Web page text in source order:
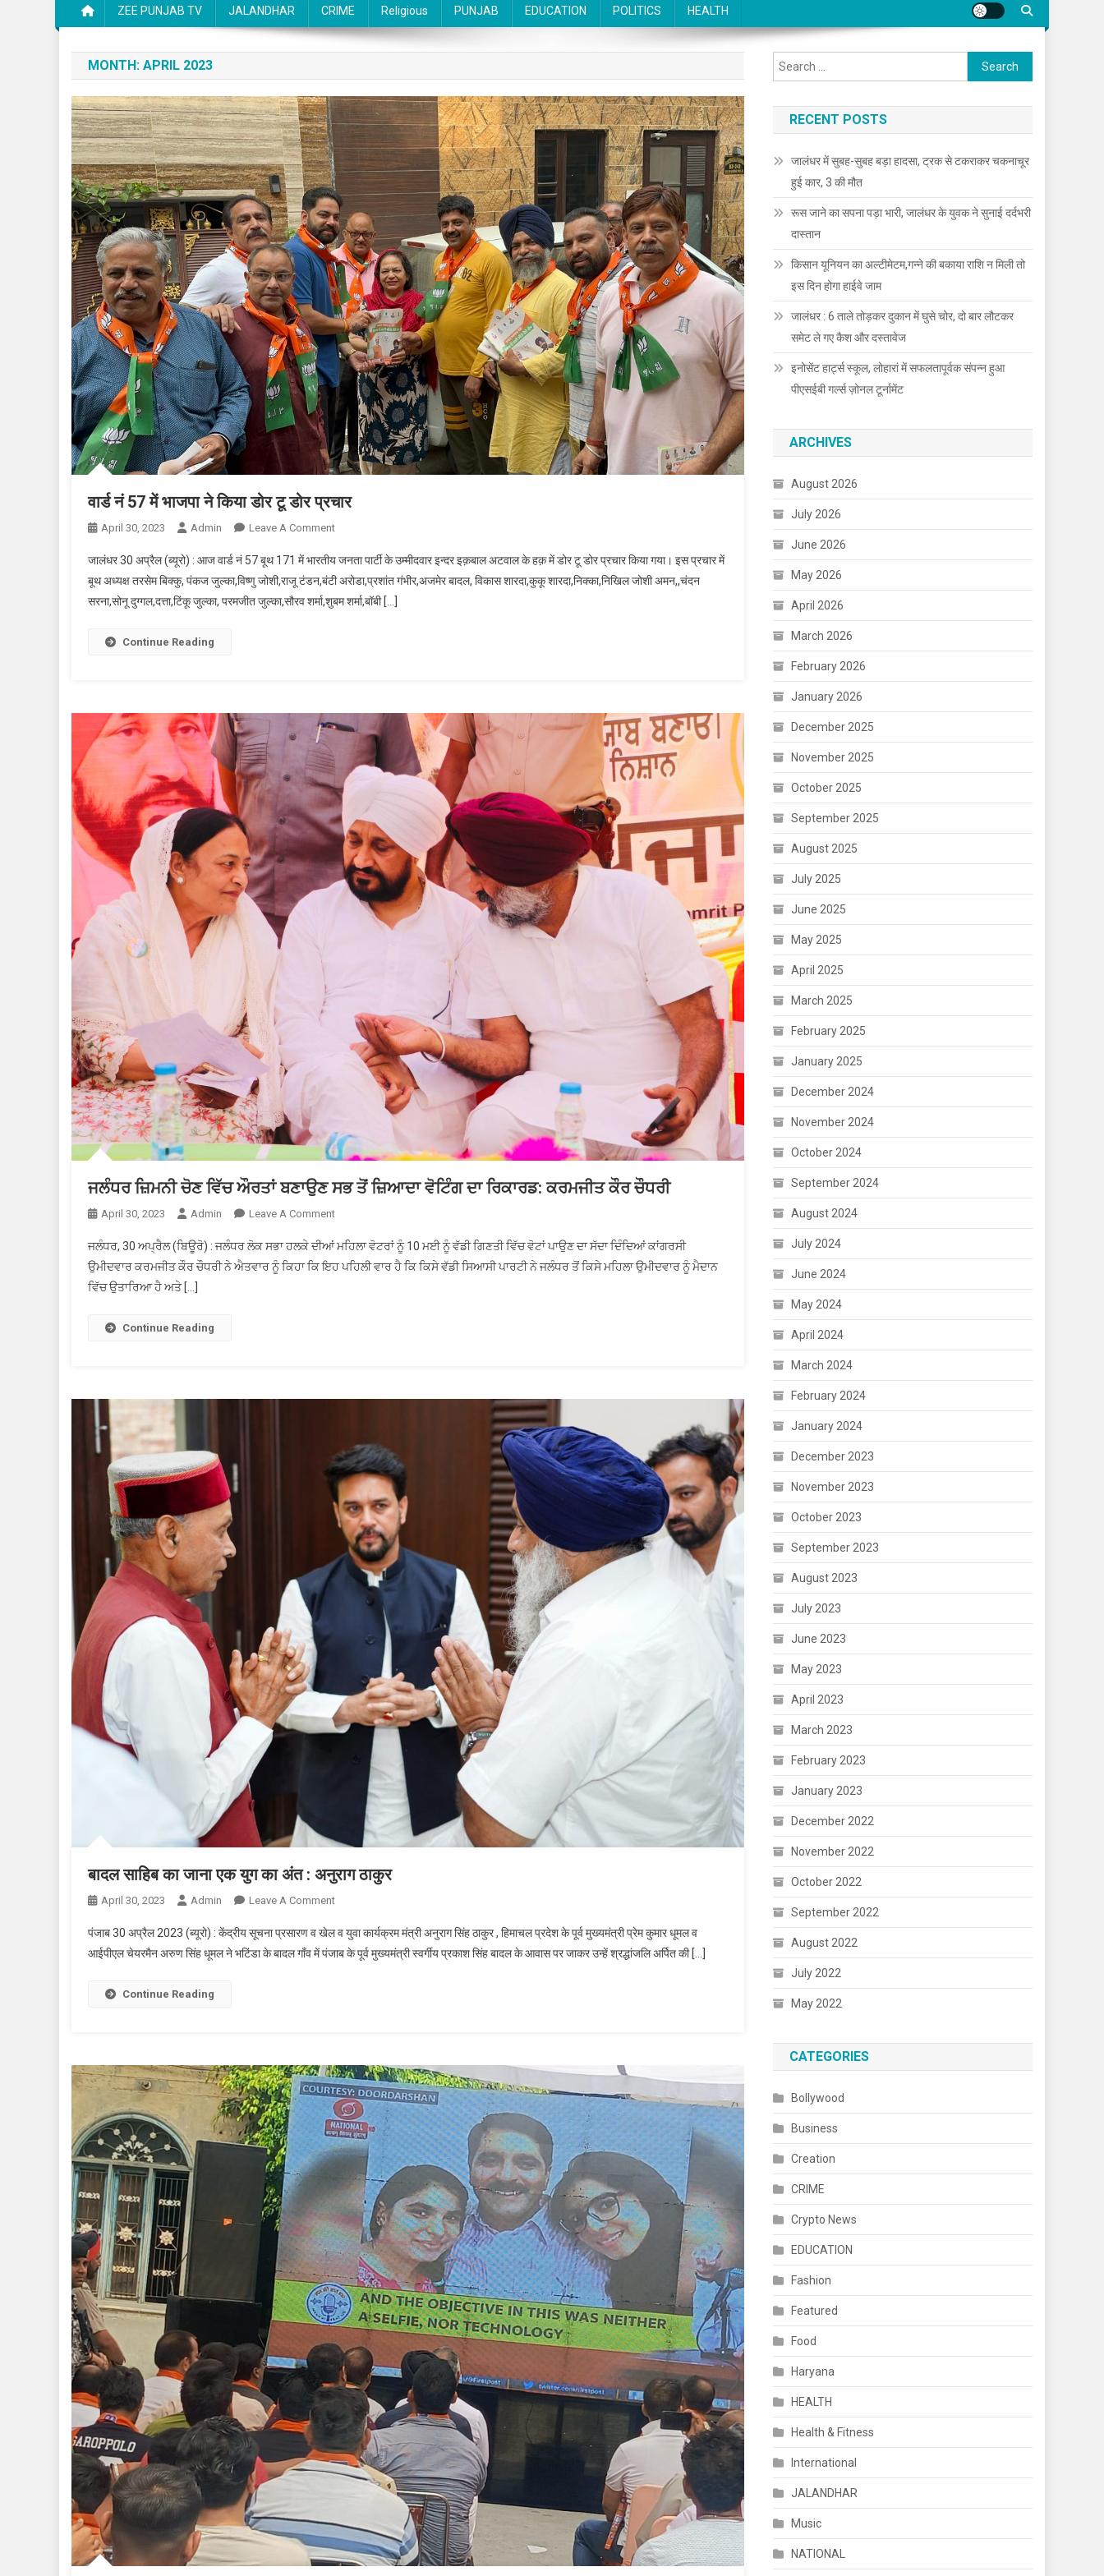
ZEE PUNJAB TV JALANDHAR CRIME Religious PUNJAB EDUCATION POLITICS HEALTH
MONTH: APRIL 2023
वार्ड नं 57 में भाजपा ने किया डोर टू डोर प्रचार
April 30, 2023 Admin Leave A Comment
जालंधर 30 अप्रैल (ब्यूरो) : आज वार्ड नं 57 बूथ 171 में भारतीय जनता पार्टी के उम्मीदवार इन्दर इक़बाल अटवाल के हक़ में डोर टू डोर प्रचार किया गया। इस प्रचार में
बूथ अध्यक्ष तरसेम बिक्कु, पंकज जुल्का,विष्णु जोशी,राजू टंडन,बंटी अरोडा,प्रशांत गंभीर,अजमेर बादल, विकास शारदा,कुकू शारदा,निक्का,निखिल जोशी अमन,,चंदन
सरना,सोनू दुग्गल,दत्ता,टिंकू जुल्का, परमजीत जुल्का,सौरव शर्मा,शुबम शर्मा,बॉबी […]
Continue Reading
ਜਲੰਧਰ ਜ਼ਿਮਨੀ ਚੋਣ ਵਿੱਚ ਔਰਤਾਂ ਬਣਾਉਣ ਸਭ ਤੋਂ ਜ਼ਿਆਦਾ ਵੋਟਿੰਗ ਦਾ ਰਿਕਾਰਡ: ਕਰਮਜੀਤ ਕੌਰ ਚੌਧਰੀ
April 30, 2023 Admin Leave A Comment
ਜਲੰਧਰ, 30 ਅਪ੍ਰੈਲ (ਬਿਊਰੋ) : ਜਲੰਧਰ ਲੋਕ ਸਭਾ ਹਲਕੇ ਦੀਆਂ ਮਹਿਲਾ ਵੋਟਰਾਂ ਨੂੰ 10 ਮਈ ਨੂੰ ਵੱਡੀ ਗਿਣਤੀ ਵਿੱਚ ਵੋਟਾਂ ਪਾਉਣ ਦਾ ਸੱਦਾ ਦਿੰਦਿਆਂ ਕਾਂਗਰਸੀ
ਉਮੀਦਵਾਰ ਕਰਮਜੀਤ ਕੌਰ ਚੌਧਰੀ ਨੇ ਐਤਵਾਰ ਨੂੰ ਕਿਹਾ ਕਿ ਇਹ ਪਹਿਲੀ ਵਾਰ ਹੈ ਕਿ ਕਿਸੇ ਵੱਡੀ ਸਿਆਸੀ ਪਾਰਟੀ ਨੇ ਜਲੰਧਰ ਤੋਂ ਕਿਸੇ ਮਹਿਲਾ ਉਮੀਦਵਾਰ ਨੂੰ ਮੈਦਾਨ
ਵਿੱਚ ਉਤਾਰਿਆ ਹੈ ਅਤੇ […]
Continue Reading
बादल साहिब का जाना एक युग का अंत : अनुराग ठाकुर
April 30, 2023 Admin Leave A Comment
पंजाब 30 अप्रैल 2023 (ब्यूरो) : केंद्रीय सूचना प्रसारण व खेल व युवा कार्यक्रम मंत्री अनुराग सिंह ठाकुर , हिमाचल प्रदेश के पूर्व मुख्यमंत्री प्रेम कुमार धूमल व
आईपीएल चेयरमैन अरुण सिंह धूमल ने भटिंडा के बादल गाँव में पंजाब के पूर्व मुख्यमंत्री स्वर्गीय प्रकाश सिंह बादल के आवास पर जाकर उन्हें श्रद्धांजलि अर्पित की […]
Continue Reading
Search for:
RECENT POSTS
जालंधर में सुबह-सुबह बड़ा हादसा, ट्रक से टकराकर चकनाचूर
हुई कार, 3 की मौत
रूस जाने का सपना पड़ा भारी, जालंधर के युवक ने सुनाई दर्दभरी
दास्तान
किसान यूनियन का अल्टीमेटम,गन्ने की बकाया राशि न मिली तो
इस दिन होगा हाईवे जाम
जालंधर : 6 ताले तोड़कर दुकान में घुसे चोर, दो बार लौटकर
समेट ले गए कैश और दस्तावेज
इनोसेंट हार्ट्स स्कूल, लोहारां में सफलतापूर्वक संपन्न हुआ
पीएसईबी गर्ल्स ज़ोनल टूर्नामेंट
ARCHIVES
August 2026
July 2026
June 2026
May 2026
April 2026
March 2026
February 2026
January 2026
December 2025
November 2025
October 2025
September 2025
August 2025
July 2025
June 2025
May 2025
April 2025
March 2025
February 2025
January 2025
December 2024
November 2024
October 2024
September 2024
August 2024
July 2024
June 2024
May 2024
April 2024
March 2024
February 2024
January 2024
December 2023
November 2023
October 2023
September 2023
August 2023
July 2023
June 2023
May 2023
April 2023
March 2023
February 2023
January 2023
December 2022
November 2022
October 2022
September 2022
August 2022
July 2022
May 2022
CATEGORIES
Bollywood
Business
Creation
CRIME
Crypto News
EDUCATION
Fashion
Featured
Food
Haryana
HEALTH
Health & Fitness
International
JALANDHAR
Music
NATIONAL